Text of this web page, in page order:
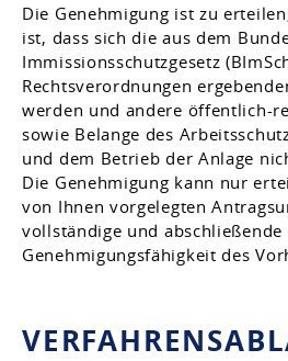
Die Genehmigung ist zu
ist, dass sich die aus dem
Immissionsschutzgesetz
Rechtsverordnungen
werden und andere öffentlich-
sowie Belange des
und dem Betrieb der Anlage
Die Genehmigung kann nur
von Ihnen vorgelegten
vollständige und
Genehmigungsfähigkeit des